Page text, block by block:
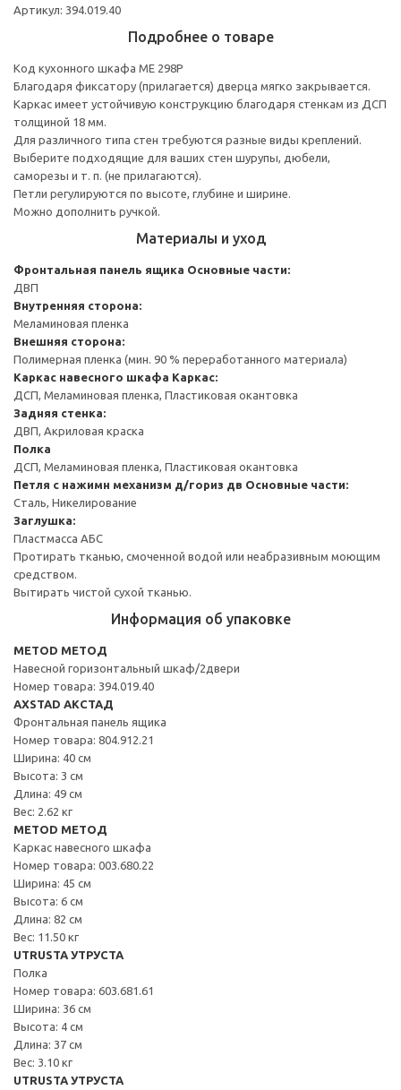
Артикул: 394.019.40
Подробнее о товаре
Код кухонного шкафа ME 298P
Благодаря фиксатору (прилагается) дверца мягко закрывается.
Каркас имеет устойчивую конструкцию благодаря стенкам из ДСП
толщиной 18 мм.
Для различного типа стен требуются разные виды креплений.
Выберите подходящие для ваших стен шурупы, дюбели,
саморезы и т. п. (не прилагаются).
Петли регулируются по высоте, глубине и ширине.
Можно дополнить ручкой.
Материалы и уход
Фронтальная панель ящика Основные части:
ДВП
Внутренняя сторона:
Меламиновая пленка
Внешняя сторона:
Полимерная пленка (мин. 90 % переработанного материала)
Каркас навесного шкафа Каркас:
ДСП, Меламиновая пленка, Пластиковая окантовка
Задняя стенка:
ДВП, Акриловая краска
Полка
ДСП, Меламиновая пленка, Пластиковая окантовка
Петля с нажимн механизм д/гориз дв Основные части:
Сталь, Никелирование
Заглушка:
Пластмасса АБС
Протирать тканью, смоченной водой или неабразивным моющим
средством.
Вытирать чистой сухой тканью.
Информация об упаковке
METOD МЕТОД
Навесной горизонтальный шкаф/2двери
Номер товара: 394.019.40
AXSTAD АКСТАД
Фронтальная панель ящика
Номер товара: 804.912.21
Ширина: 40 см
Высота: 3 см
Длина: 49 см
Вес: 2.62 кг
METOD МЕТОД
Каркас навесного шкафа
Номер товара: 003.680.22
Ширина: 45 см
Высота: 6 см
Длина: 82 см
Вес: 11.50 кг
UTRUSTA УТРУСТА
Полка
Номер товара: 603.681.61
Ширина: 36 см
Высота: 4 см
Длина: 37 см
Вес: 3.10 кг
UTRUSTA УТРУСТА